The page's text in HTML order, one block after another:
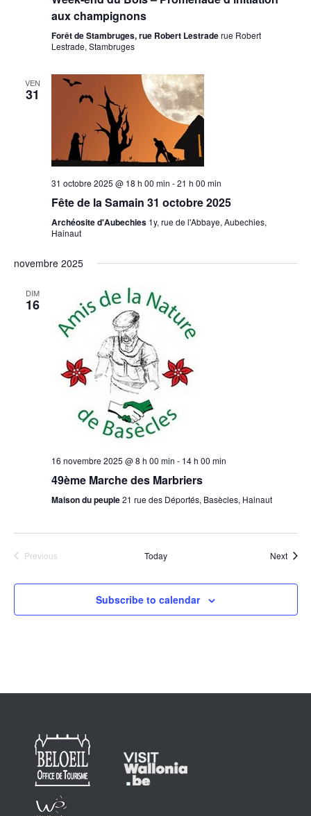
aux champignons
Forêt de Stambruges, rue Robert Lestraderue Robert
Lestrade, Stambruges
VEN
31
31 octobre 2025 @ 18 h 00 min -21 h 00 min
Fête de la Samain 31 octobre 2025
Archéosite d'Aubechies 1y, rue de l'Abbaye, Aubechies,
Hainaut
novembre 2025
DIM
16
16 novembre 2025 @ 8 h 00 min - 14 h 00 min
49ème Marche des Marbriers
Maison du peuple21 rue des Déportés, Basècles, Hainaut
Previous
Today Next
Subscribe to calendar